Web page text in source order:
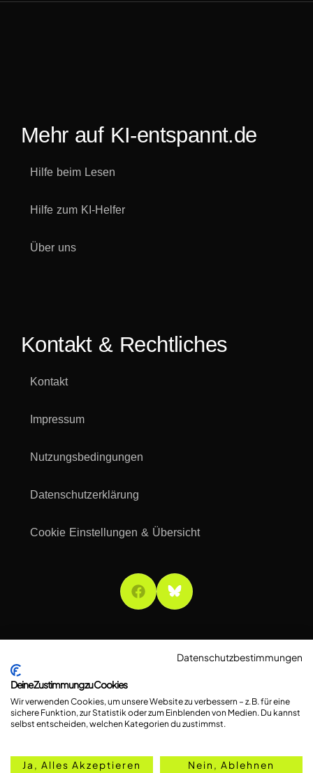
Mehr auf KI-entspannt.de
Hilfe beim Lesen
Hilfe zum KI-Helfer
Über uns
Kontakt & Rechtliches
Kontakt
Impressum
Nutzungsbedingungen
Datenschutzerklärung
Cookie Einstellungen & Übersicht
Datenschutzbestimmungen
Deine Zustimmung zu Cookies
Wir verwenden Cookies, um unsere Website zu verbessern – z. B. für eine
sichere Funktion, zur Statistik oder zum Einblenden von Medien. Du kannst
selbst entscheiden, welchen Kategorien du zustimmst.
Ja, Alles Akzeptieren Nein, Ablehnen